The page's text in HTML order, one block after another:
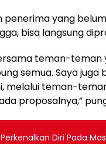
yang
bisa langsung
teman-teman
semua. Saya
melalui teman-
proposalnya,”
Diri Pada